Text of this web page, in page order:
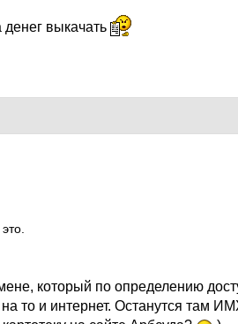
выкачать
который по определению
то и интернет. Останутся там